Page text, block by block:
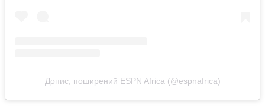
Допис, поширений ESPN Africa (@espnafrica)